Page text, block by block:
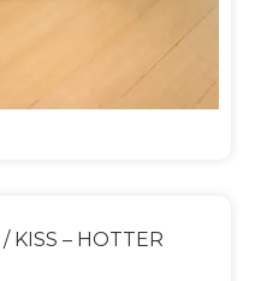
/ KISS – HOTTER